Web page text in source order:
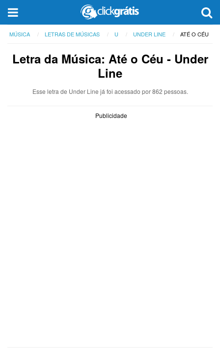
MÚSICA LETRAS DE MÚSICAS U UNDER LINE ATÉ O CÉU
Letra da Música: Até o Céu - Under
Line
Esse letra de Under Line já foi acessado por 862 pessoas.
Publicidade